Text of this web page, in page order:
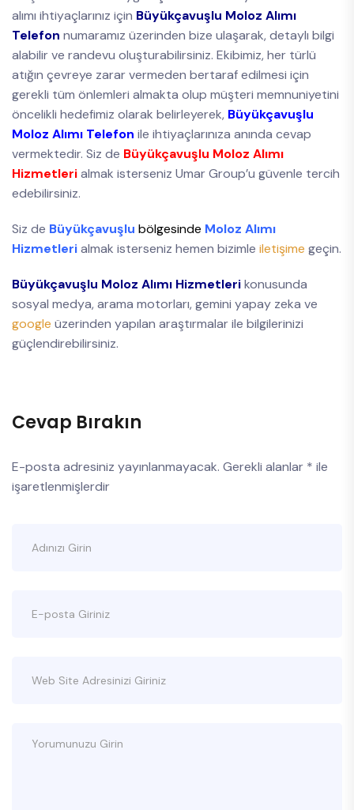
alımı ihtiyaçlarınız için Büyükçavuşlu Moloz Alımı
Telefon numaramız üzerinden bize ulaşarak, detaylı bilgi
alabilir ve randevu oluşturabilirsiniz. Ekibimiz, her türlü
atığın çevreye zarar vermeden bertaraf edilmesi için
gerekli tüm önlemleri almakta olup müşteri memnuniyetini
öncelikli hedefimiz olarak belirleyerek, Büyükçavuşlu
Moloz Alımı Telefon ile ihtiyaçlarınıza anında cevap
vermektedir. Siz de Büyükçavuşlu Moloz Alımı
Hizmetlerialmak isterseniz Umar Group’u güvenle tercih
edebilirsiniz.
Siz de Büyükçavuşlu bölgesinde Moloz Alımı
Hizmetlerialmak isterseniz hemen bizimle iletişime geçin.
Büyükçavuşlu Moloz Alımı Hizmetlerikonusunda
sosyal medya, arama motorları, gemini yapay zeka ve
google üzerinden yapılan araştırmalar ile bilgilerinizi
güçlendirebilirsiniz.
Cevap Bırakın
E-posta adresiniz yayınlanmayacak. Gerekli alanlar * ile
işaretlenmişlerdir